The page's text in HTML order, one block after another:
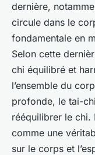
dernière,
circule dans le
fondamentale en
Selon cette
chi équilibré et
l’ensemble du
profonde, le tai-
rééquilibrer le chi.
comme une
sur le corps et